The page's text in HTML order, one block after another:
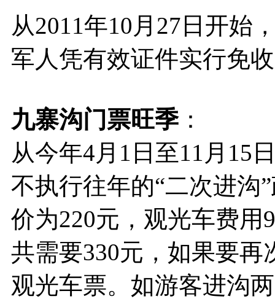
从2011年10月27日开始
军人凭有效证件实行免
九寨沟门票旺季：
从今年4月1日至11月15
不执行往年的“二次进沟
价为220元，观光车费用
共需要330元，如果要
观光车票。如游客进沟